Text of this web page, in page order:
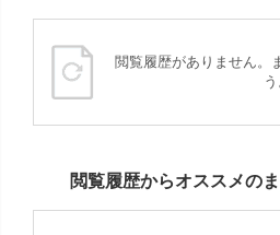
閲覧履歴がありません。
う
閲覧履歴からオススメの